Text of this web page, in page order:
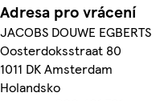
Adresa pro vrácení
JACOBS DOUWE EGBERTS
Oosterdoksstraat 80
1011 DK Amsterdam
Holandsko